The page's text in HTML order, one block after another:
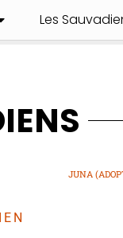
Les
JUNA